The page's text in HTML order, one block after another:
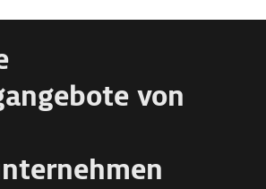
von